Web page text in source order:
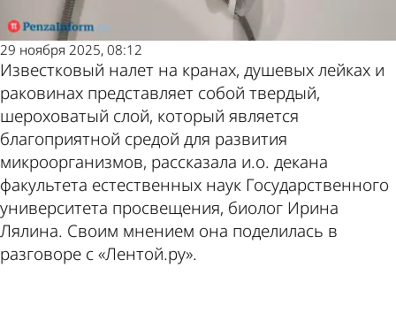
29 ноября 2025, 08:12
Известковый налет на кранах, душевых лейках и
раковинах представляет собой твердый,
шероховатый слой, который является
благоприятной средой для развития
микроорганизмов, рассказала и.о. декана
факультета естественных наук Государственного
университета просвещения, биолог Ирина
Лялина. Своим мнением она поделилась в
разговоре с «Лентой.ру».